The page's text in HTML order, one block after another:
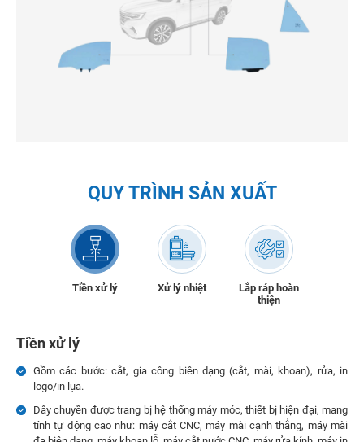
QUY TRÌNH SẢN XUẤT
Tiền xử lý Xử lý nhiệt
Lắp ráp hoàn
thiện
Tiền xử lý
Gồm các bước: cắt, gia công biên dạng (cắt, mài, khoan), rửa, in
logo/in lụa.
Dây chuyền được trang bị hệ thống máy móc, thiết bị hiện đại, mang
tính tự động cao như: máy cắt CNC, máy mài cạnh thẳng, máy mài